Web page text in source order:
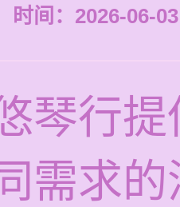
时间：2026-06-
琴行
需求